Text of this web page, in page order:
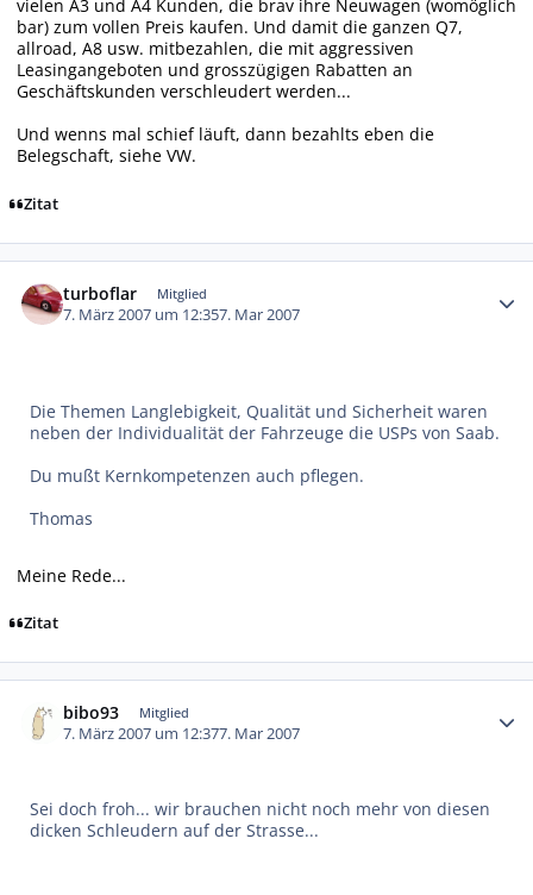
vielen A3 und A4 Kunden, die brav ihre Neuwagen (womöglich
bar) zum vollen Preis kaufen. Und damit die ganzen Q7,
allroad, A8 usw. mitbezahlen, die mit aggressiven
Leasingangeboten und grosszügigen Rabatten an
Geschäftskunden verschleudert werden...
Und wenns mal schief läuft, dann bezahlts eben die
Belegschaft, siehe VW.
Zitat
turboflar Mitglied
7. März 2007 um 12:357. Mar 2007
Die Themen Langlebigkeit, Qualität und Sicherheit waren
neben der Individualität der Fahrzeuge die USPs von Saab.
Du mußt Kernkompetenzen auch pflegen.
Thomas
Meine Rede...
Zitat
bibo93 Mitglied
7. März 2007 um 12:377. Mar 2007
Sei doch froh... wir brauchen nicht noch mehr von diesen
dicken Schleudern auf der Strasse...